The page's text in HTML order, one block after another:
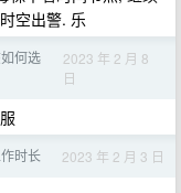
空出警. 乐
何选
2023 年 2 月 8
日
时长 2023 年 2 月 3 日